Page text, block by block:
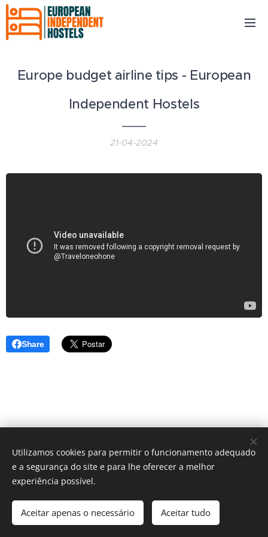
Europe budget airline tips - European
Independent Hostels
21-04-2024
Share
European Independent Hostels
Cookies
Utilizamos cookies para permitir o funcionamento adequado
e a segurança do site e para lhe oferecer a melhor
experiência possível.
Aceitar apenas o necessário Aceitar tudo